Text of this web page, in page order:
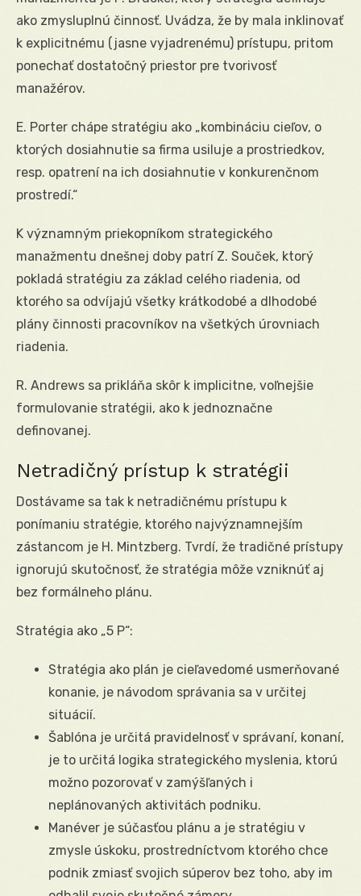
ako zmysluplnú činnosť. Uvádza, že by mala inklinovať
k explicitnému (jasne vyjadrenému) prístupu, pritom
ponechať dostatočný priestor pre tvorivosť
manažérov.
E. Porter chápe stratégiu ako „kombináciu cieľov, o
ktorých dosiahnutie sa firma usiluje a prostriedkov,
resp. opatrení na ich dosiahnutie v konkurenčnom
prostredí.“
K významným priekopníkom strategického
manažmentu dnešnej doby patrí Z. Souček, ktorý
pokladá stratégiu za základ celého riadenia, od
ktorého sa odvíjajú všetky krátkodobé a dlhodobé
plány činnosti pracovníkov na všetkých úrovniach
riadenia.
R. Andrews sa prikláňa skôr k implicitne, voľnejšie
formulovanie stratégii, ako k jednoznačne
definovanej.
Netradičný prístup k stratégii
Dostávame sa tak k netradičnému prístupu k
ponímaniu stratégie, ktorého najvýznamnejším
zástancom je H. Mintzberg. Tvrdí, že tradičné prístupy
ignorujú skutočnosť, že stratégia môže vzniknúť aj
bez formálneho plánu.
Stratégia ako „5 P“:
Stratégia ako plán je cieľavedomé usmerňované
konanie, je návodom správania sa v určitej
situácií.
Šablóna je určitá pravidelnosť v správaní, konaní,
je to určitá logika strategického myslenia, ktorú
možno pozorovať v zamýšľaných i
neplánovaných aktivitách podniku.
Manéver je súčasťou plánu a je stratégiu v
zmysle úskoku, prostredníctvom ktorého chce
podnik zmiasť svojich súperov bez toho, aby im